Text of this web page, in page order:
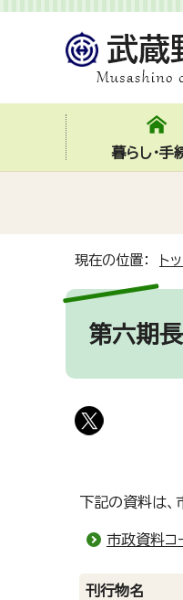
暮らし・手
現在の位置： ト
第六期
下記の資料は、
市政資料コ
刊行物名